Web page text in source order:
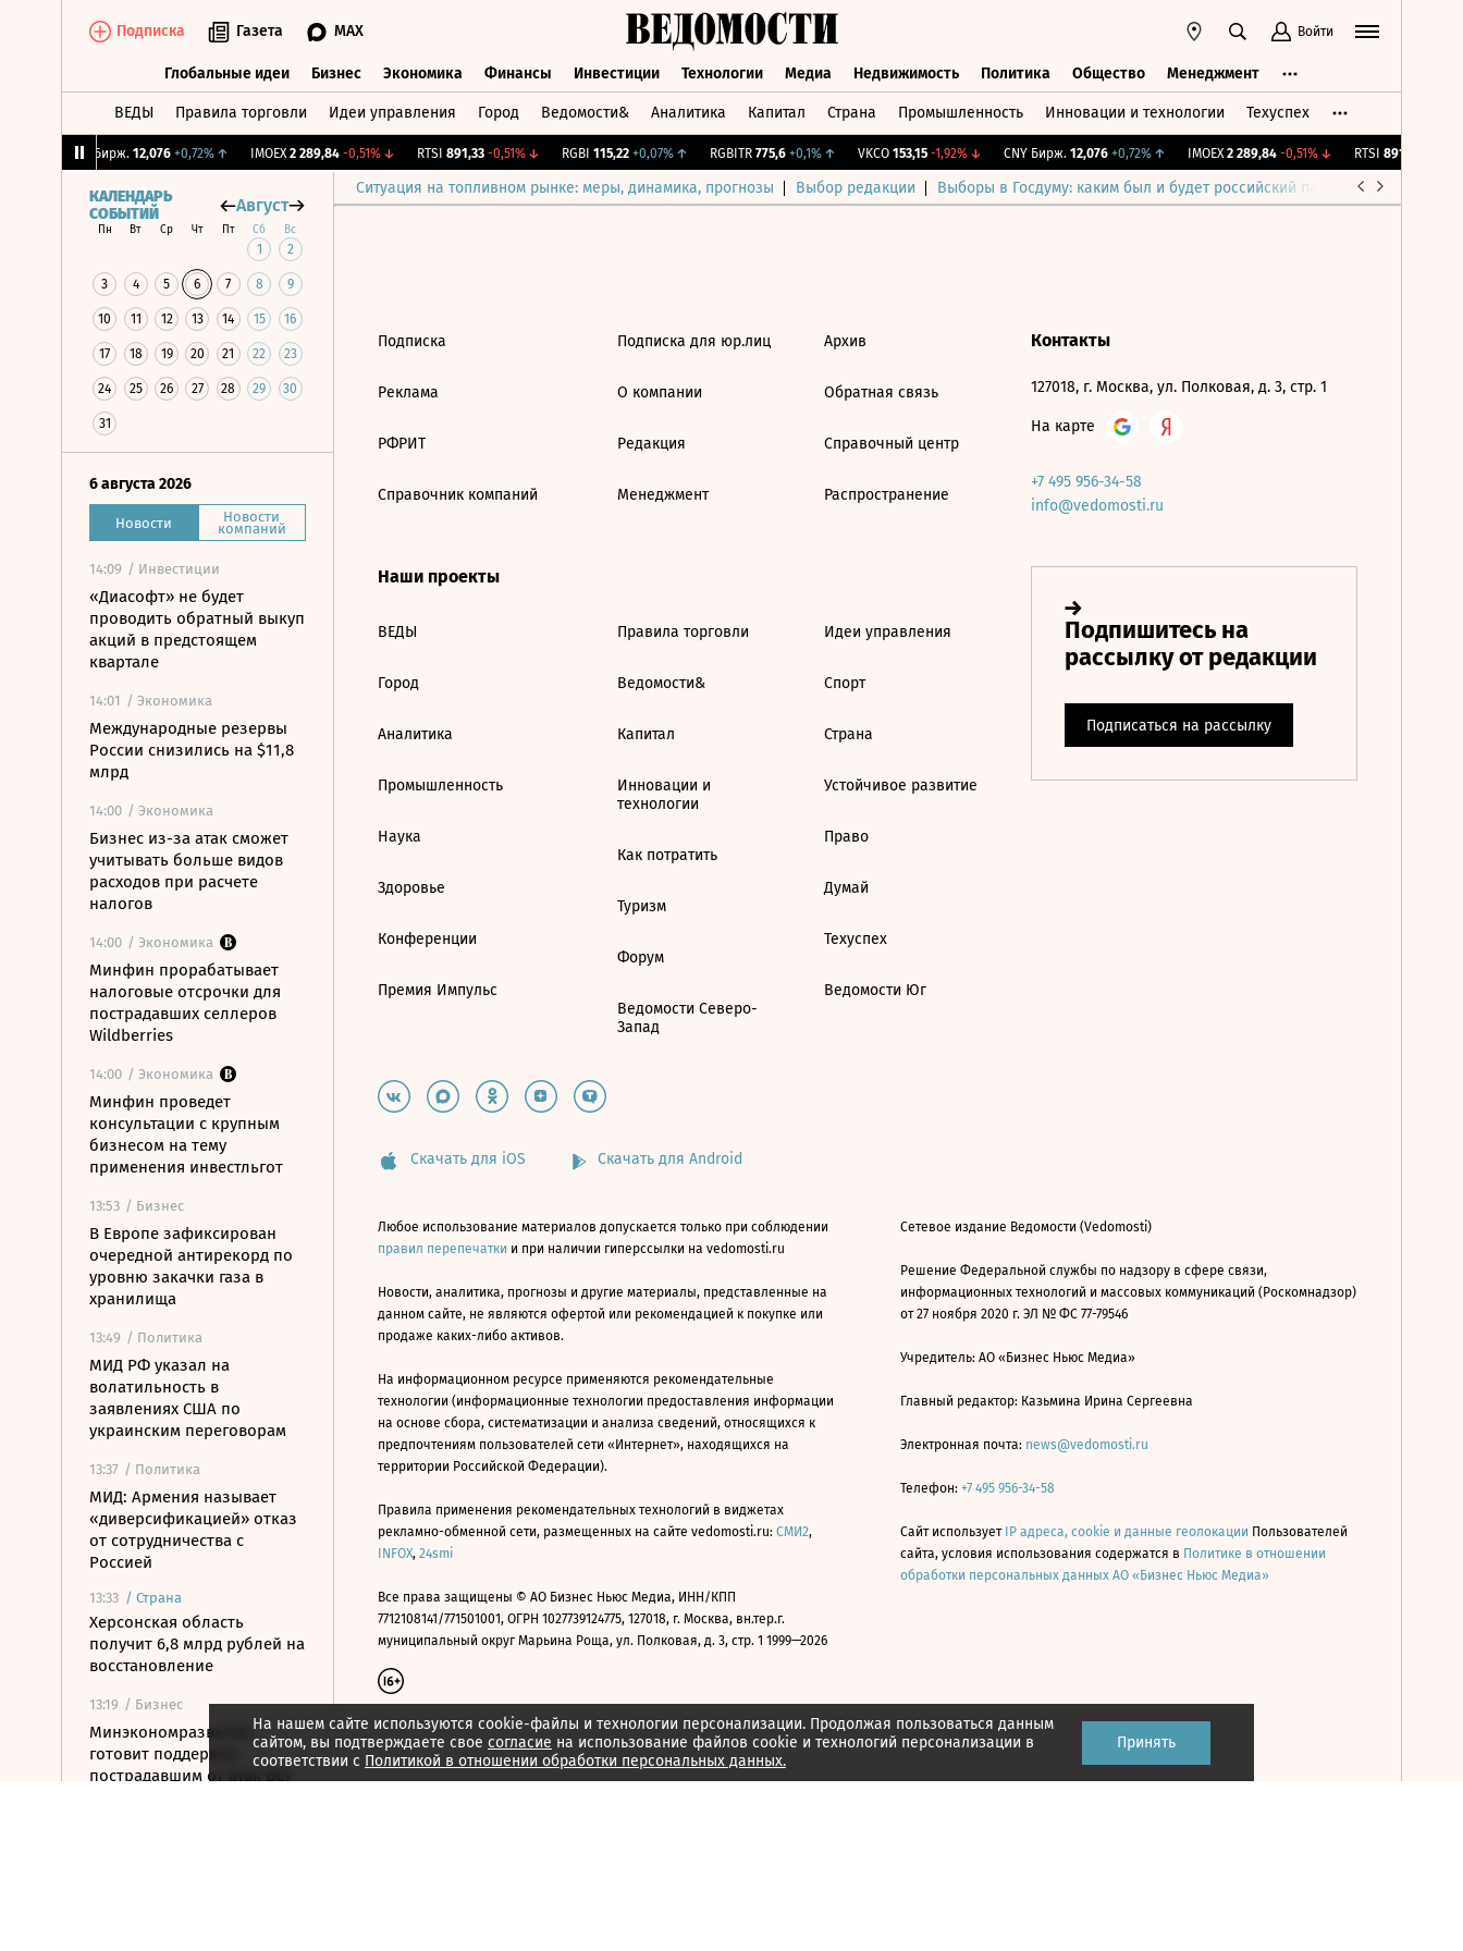
Подписка Газета MAX Войти
Глобальные идеи Бизнес Экономика Финансы Инвестиции Технологии Медиа Недвижимость Политика Общество Менеджмент
ВЕДЫ Правила торговли Идеи управления Город Ведомости& Аналитика Капитал Страна Промышленность Инновации и технологии Техуспех
CNY Бирж. 12,076 +0,72%↑ IMOEX 2 289,84 -0,51%↓ RTSI 891,33 -0,51%↓ RGBI 115,22 +0,07%↑ RGBITR 775,6 +0,1%↑ VKCO 153,15 -1,92%↓ CNY Бирж. 12,076 +0,72%↑ IMOEX 2 289,84 -0,51%↓ RTSI 891,33
Ситуация на топливном рынке: меры, динамика, прогнозы Выбор редакции Выборы в Госдуму: каким был и будет российский парламент
КАЛЕНДАРЬ
СОБЫТИЙ
Август
Пн Вт Ср Чт Пт Сб Вс
1 2
3 4 5 6 7 8 9
10 11 12 13 14 15 16
17 18 19 20 21 22 23
24 25 26 27 28 29 30
31
6 августа 2026
Новости Новости
компаний
14:09 / Инвестиции
«Диасофт» не будет
проводить обратный выкуп
акций в предстоящем
квартале
14:01 / Экономика
Международные резервы
России снизились на $11,8
млрд
14:00 / Экономика
Бизнес из-за атак сможет
учитывать больше видов
расходов при расчете
налогов
14:00 / Экономика
Минфин прорабатывает
налоговые отсрочки для
пострадавших селлеров
Wildberries
14:00 / Экономика
Минфин проведет
консультации с крупным
бизнесом на тему
применения инвестльгот
13:53 / Бизнес
В Европе зафиксирован
очередной антирекорд по
уровню закачки газа в
хранилища
13:49 / Политика
МИД РФ указал на
волатильность в
заявлениях США по
украинским переговорам
13:37 / Политика
МИД: Армения называет
«диверсификацией» отказ
от сотрудничества с
Россией
13:33 / Страна
Херсонская область
получит 6,8 млрд рублей на
восстановление
13:19 / Бизнес
Минэкономразвития
готовит поддержку
пострадавшим от атак ВСУ
На нашем сайте используются cookie-файлы и технологии персонализации. Продолжая пользоваться данным
сайтом, вы подтверждаете свое согласие на использование файлов cookie и технологий персонализации в
соответствии с Политикой в отношении обработки персональных данных.
Принять
Подписка
Реклама
РФРИТ
Справочник компаний
Подписка для юр.лиц
О компании
Редакция
Менеджмент
Архив
Обратная связь
Справочный центр
Распространение
Наши проекты
ВЕДЫ
Город
Аналитика
Промышленность
Наука
Здоровье
Конференции
Премия Импульс
Правила торговли
Ведомости&
Капитал
Инновации и
технологии
Как потратить
Туризм
Форум
Ведомости Северо-
Запад
Идеи управления
Спорт
Страна
Устойчивое развитие
Право
Думай
Техуспех
Ведомости Юг
Контакты
127018, г. Москва, ул. Полковая, д. 3, стр. 1
На карте
+7 495 956-34-58
info@vedomosti.ru
Скачать для iOS Скачать для Android
Любое использование материалов допускается только при соблюдении
правил перепечатки и при наличии гиперссылки на vedomosti.ru
Новости, аналитика, прогнозы и другие материалы, представленные на
данном сайте, не являются офертой или рекомендацией к покупке или
продаже каких-либо активов.
На информационном ресурсе применяются рекомендательные
технологии (информационные технологии предоставления информации
на основе сбора, систематизации и анализа сведений, относящихся к
предпочтениям пользователей сети «Интернет», находящихся на
территории Российской Федерации).
Правила применения рекомендательных технологий в виджетах
рекламно-обменной сети, размещенных на сайте vedomosti.ru: СМИ2,
INFOX, 24smi
Все права защищены © АО Бизнес Ньюс Медиа, ИНН/КПП
7712108141/771501001, ОГРН 1027739124775, 127018, г. Москва, вн.тер.г.
муниципальный округ Марьина Роща, ул. Полковая, д. 3, стр. 1 1999—2026
Сетевое издание Ведомости (Vedomosti)
Решение Федеральной службы по надзору в сфере связи,
информационных технологий и массовых коммуникаций (Роскомнадзор)
от 27 ноября 2020 г. ЭЛ № ФС 77-79546
Учредитель: АО «Бизнес Ньюс Медиа»
Главный редактор: Казьмина Ирина Сергеевна
Электронная почта: news@vedomosti.ru
Телефон: +7 495 956-34-58
Сайт использует IP адреса, cookie и данные геолокации Пользователей
сайта, условия использования содержатся в Политике в отношении
обработки персональных данных АО «Бизнес Ньюс Медиа»